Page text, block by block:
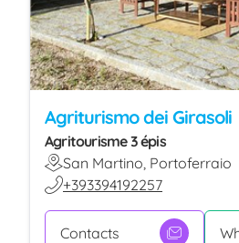
Agriturismo dei Girasoli
Agritourisme 3 épis
San Martino, Portoferraio
+393394192257
Contacts